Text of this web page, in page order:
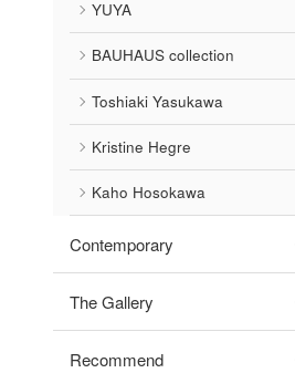
YUYA
BAUHAUS collection
Toshiaki Yasukawa
Kristine Hegre
Kaho Hosokawa
Contemporary
The Gallery
Recommend